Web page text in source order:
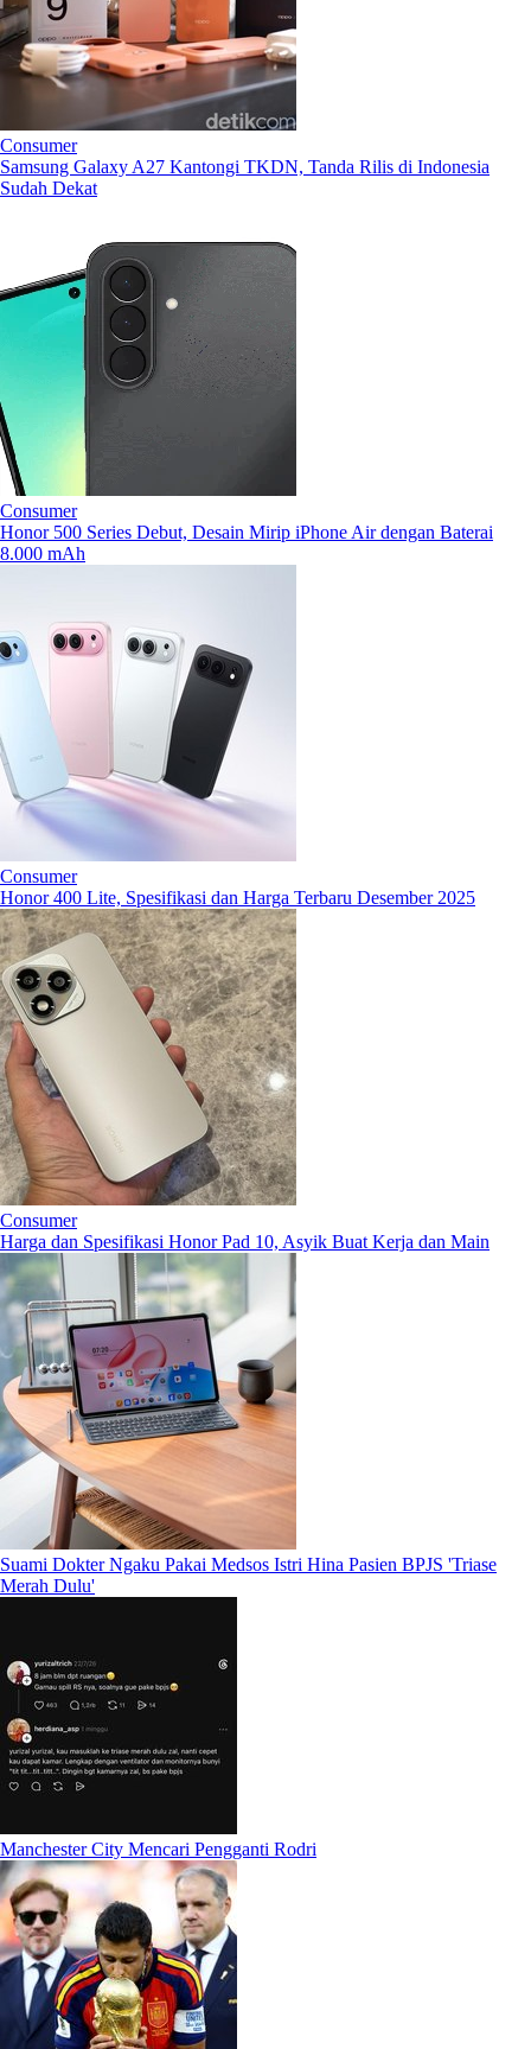
Consumer
Samsung Galaxy A27 Kantongi TKDN, Tanda Rilis di Indonesia
Sudah Dekat
Consumer
Honor 500 Series Debut, Desain Mirip iPhone Air dengan Baterai
8.000 mAh
Consumer
Honor 400 Lite, Spesifikasi dan Harga Terbaru Desember 2025
Consumer
Harga dan Spesifikasi Honor Pad 10, Asyik Buat Kerja dan Main
Suami Dokter Ngaku Pakai Medsos Istri Hina Pasien BPJS 'Triase
Merah Dulu'
Manchester City Mencari Pengganti Rodri